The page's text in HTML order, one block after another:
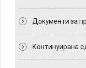
Документи за
Континуирана